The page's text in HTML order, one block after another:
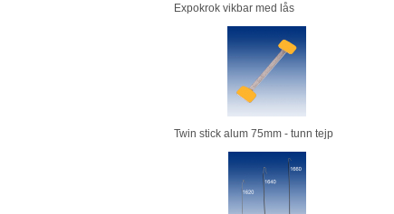
Expokrok vikbar med lås
Twin stick alum 75mm - tunn tejp